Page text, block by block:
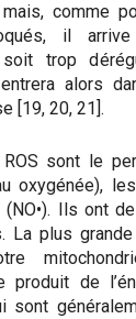
comme
il
soit trop
alors
[19, 20, 21].
sont le
oxygénée),
(NO•). Ils ont
La plus grande
produit de
sont